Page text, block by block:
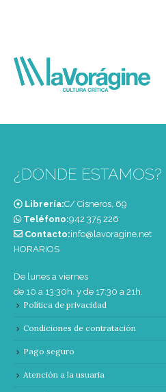
¿DONDE ESTAMOS?
Librería:C/ Cisneros, 69
Teléfono:‭942 375 226‬
Contacto:info@lavoragine.net
HORARIOS
De lunes a viernes
de 10 a 13:30h. y de 17:30 a 21h.
Política de privacidad
Condiciones de contratación
Pago seguro
Atención a la usuaria